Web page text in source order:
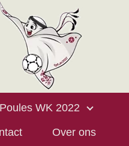
Poules WK 2022
Over ons